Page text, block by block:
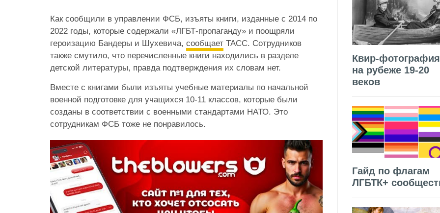
Как сообщили в управлении ФСБ, изъяты книги, изданные с 2014 по
2022 годы, которые содержали «ЛГБТ-пропаганду» и поощряли
героизацию Бандеры и Шухевича, сообщает ТАСС. Сотрудников
также смутило, что перечисленные книги находились в разделе
детской литературы, правда подтверждения их словам нет.
Вместе с книгами были изъяты учебные материалы по начальной
военной подготовке для учащихся 10-11 классов, которые были
созданы в соответствии с военными стандартами НАТО. Это
сотрудникам ФСБ тоже не понравилось.
Квир-фотография
на рубеже 19-20
веков
Гайд по флагам
ЛГБТК+